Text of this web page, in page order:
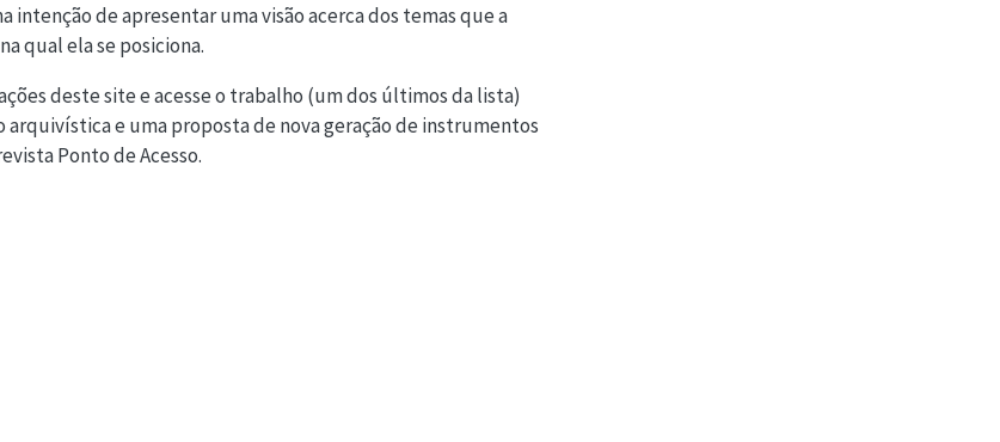
de apresentar uma visão acerca dos temas que a
qual ela se posiciona.
deste site e acesse o trabalho (um dos últimos da lista)
arquivística e uma proposta de nova geração de instrumentos
Ponto de Acesso.